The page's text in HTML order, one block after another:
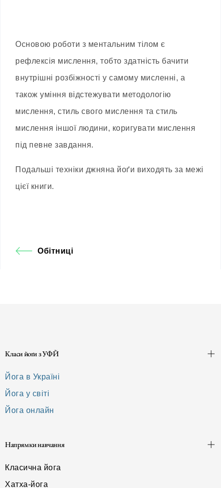
Основою роботи з ментальним тілом є
рефлексія мислення, тобто здатність бачити
внутрішні розбіжності у самому мисленні, а
також уміння відстежувати методологію
мислення, стиль свого мислення та стиль
мислення іншої людини, коригувати мислення
під певне завдання.
Подальші техніки джняна йоґи виходять за межі
цієї книги.
Обітниці
Класи йоґи з УФЙ
Йога в Україні
Йога у світі
Йога онлайн
Напрямки навчання
Класична йога
Хатха-йога